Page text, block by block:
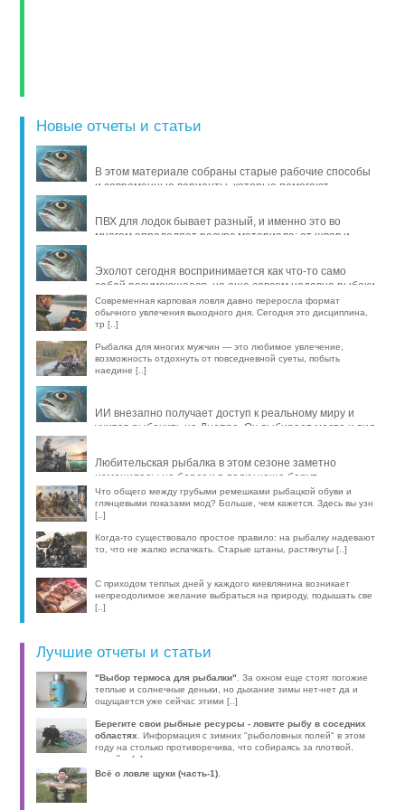
Новые отчеты и статьи
В этом материале собраны старые рабочие способы
и современные варианты, которые помогают
ПВХ для лодок бывает разный, и именно это во
многом определяет ресурс материала: от швов и
Эхолот сегодня воспринимается как что-то само
собой разумеющееся, но еще совсем недавно рыбаки
обходились б [..]
Современная карповая ловля давно переросла формат
обычного увлечения выходного дня. Сегодня это дисциплина,
тр [..]
Рыбалка для многих мужчин — это любимое увлечение,
возможность отдохнуть от повседневной суеты, побыть
наедине [..]
ИИ внезапно получает доступ к реальному миру и
учится рыбачить на Днепре. Он выбирает место и вид
Любительская рыбалка в этом сезоне заметно
изменилась: на берег и в лодку чаще берут
компактные эхолоты, об [..]
Что общего между грубыми ремешками рыбацкой обуви и
глянцевыми показами мод? Больше, чем кажется. Здесь вы узн
[..]
Когда-то существовало простое правило: на рыбалку надевают
то, что не жалко испачкать. Старые штаны, растянуты [..]
С приходом теплых дней у каждого киевлянина возникает
непреодолимое желание выбраться на природу, подышать све
[..]
Лучшие отчеты и статьи
"Выбор термоса для рыбалки". За окном еще стоят погожие
теплые и солнечные деньки, но дыхание зимы нет-нет да и
ощущается уже сейчас этими [..]
Берегите свои рыбные ресурсы - ловите рыбу в соседних
областях
. Информация с зимних "рыболовных полей" в этом
году на столько противоречива, что собираясь за плотвой,
волей-н [..]
Всё о ловле щуки (часть-1)